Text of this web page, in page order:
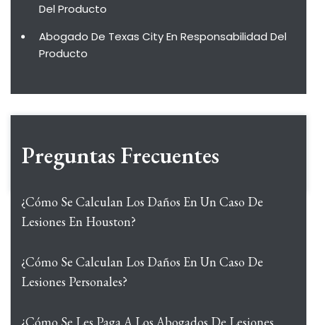
Del Producto
Abogado De Texas City En Responsabilidad Del
Producto
Preguntas Frecuentes
¿Cómo Se Calculan Los Daños En Un Caso De
Lesiones En Houston?
¿Cómo Se Calculan Los Daños En Un Caso De
Lesiones Personales?